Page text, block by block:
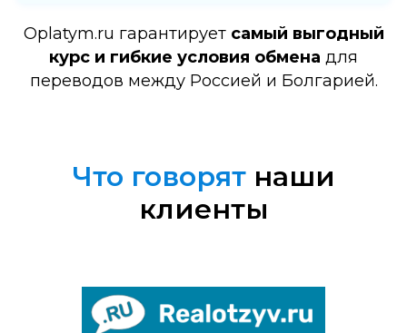
Oplatym.ru гарантирует самый выгодный
курс и гибкие условия обмена для
переводов между Россией и Болгарией.
Что говорятнаши
клиенты